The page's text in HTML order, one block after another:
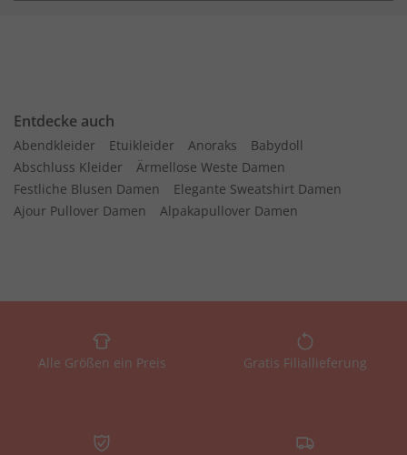
Entdecke auch
Abendkleider Etuikleider Anoraks
Babydoll
Abschluss Kleider
Ärmellose Weste Damen
Festliche Blusen Damen
Elegante Sweatshirt Damen
Ajour Pullover Damen
Alpakapullover Damen
Alle Größen ein Preis Gratis Filiallieferung